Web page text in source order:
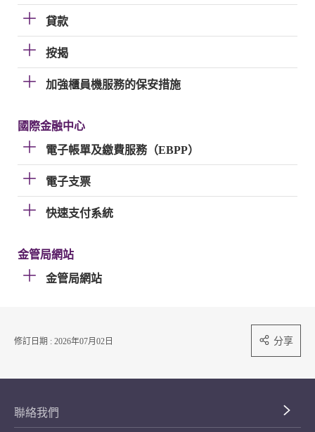
貸款
按揭
加強櫃員機服務的保安措施
國際金融中心
電子帳單及繳費服務（EBPP）
電子支票
快速支付系統
金管局網站
金管局網站
修訂日期 : 2026年07月02日 分享
聯絡我們